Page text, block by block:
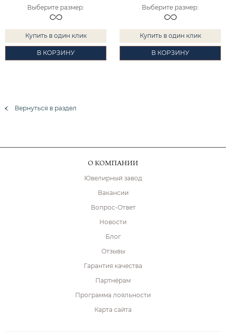
Выберите размер:
Купить в один клик
В КОРЗИНУ
Выберите размер:
Купить в один клик
В КОРЗИНУ
Вернуться в раздел
О КОМПАНИИ
Ювелирный завод
Вакансии
Вопрос-Ответ
Новости
Блог
Отзывы
Гарантия качества
Партнёрам
Программа лояльности
Карта сайта